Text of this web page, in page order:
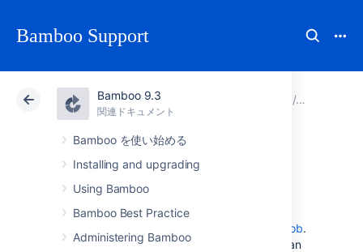
Bamboo Support
Bamboo 9.3
関連ドキュメント
Bamboo を使い始める
Installing and upgrading
Using Bamboo
Bamboo Best Practice
Administering Bamboo
アトラシアン サポート 関連ドキュメント
Data Center 9.3
ビルド
job.
The execution of a plan is referred to as a plan